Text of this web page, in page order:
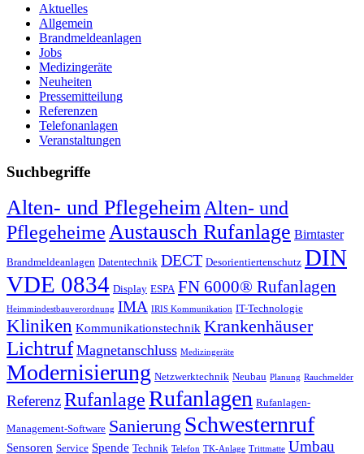
Aktuelles
Allgemein
Brandmeldeanlagen
Jobs
Medizingeräte
Neuheiten
Pressemitteilung
Referenzen
Telefonanlagen
Veranstaltungen
Suchbegriffe
Alten- und Pflegeheim Alten- und
PflegeheimeAustausch Rufanlage Birntaster
Brandmeldeanlagen Datentechnik DECT Desorientiertenschutz DIN
VDE 0834 Display ESPA FN 6000® Rufanlagen
Heimmindestbauverordnung IMA IRIS Kommunikation IT-Technologie
Kliniken Kommunikationstechnik Krankenhäuser
Lichtruf Magnetanschluss Medizingeräte
Modernisierung Netzwerktechnik Neubau Planung Rauchmelder
ReferenzRufanlageRufanlagen Rufanlagen-
Management-Software Sanierung Schwesternruf
Sensoren Service Spende Technik Telefon TK-Anlage Trittmatte Umbau